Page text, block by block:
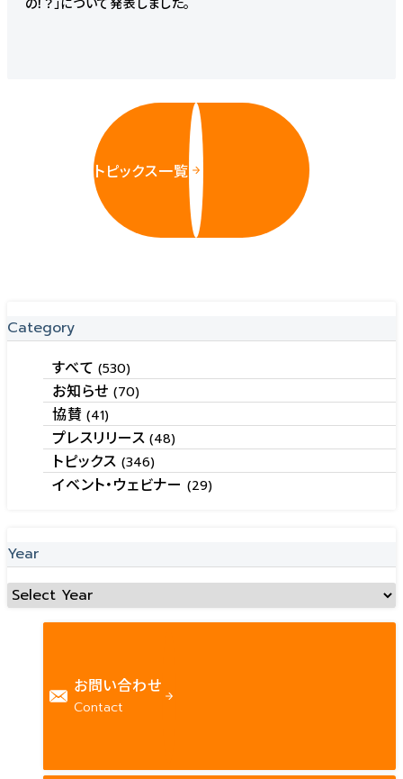
トピックス一覧
Category
すべて(530)
お知らせ (70)
協賛(41)
プレスリリース(48)
トピックス (346)
イベント・ウェビナー (29)
Year
お問い合わせ
Contact